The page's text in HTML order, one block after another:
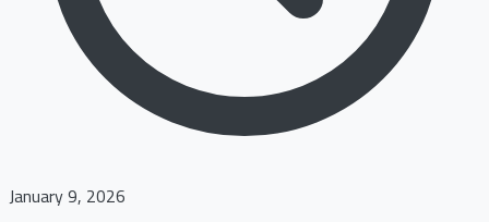
January 9, 2026